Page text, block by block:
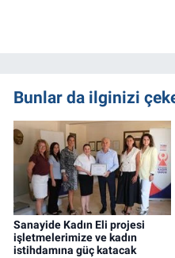
Bunlar da ilginizi
Sanayide Kadın Eli projesi
işletmelerimize ve kadın
istihdamına güç katacak